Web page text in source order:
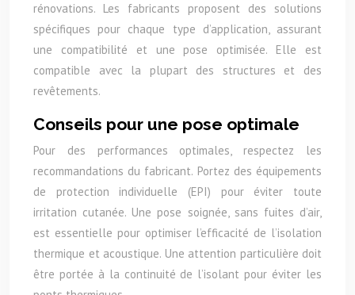
rénovations. Les fabricants proposent des solutions
spécifiques pour chaque type d’application, assurant
une compatibilité et une pose optimisée. Elle est
compatible avec la plupart des structures et des
revêtements.
Conseils pour une pose optimale
Pour des performances optimales, respectez les
recommandations du fabricant. Portez des équipements
de protection individuelle (EPI) pour éviter toute
irritation cutanée. Une pose soignée, sans fuites d’air,
est essentielle pour optimiser l’efficacité de l’isolation
thermique et acoustique. Une attention particulière doit
être portée à la continuité de l’isolant pour éviter les